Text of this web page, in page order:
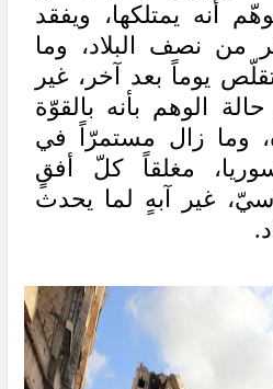
أنه يمتلكها، ويفقد
من نصف البلاد، وما
يوماً بعد آخر، غير
الوهم بأنه بالقوّة
وما زال مستمرّاً في
مغلقاً كلّ أفقٍ
غير آبهٍ لما يحدث